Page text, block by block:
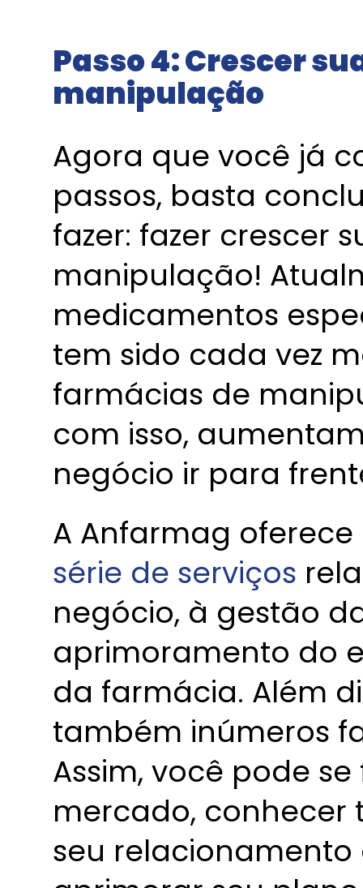
Passo 4: Crescer
manipulação
Agora que você já
passos, basta
fazer: fazer crescer
manipulação!
medicamentos
tem sido cada vez
farmácias de
com isso,
negócio ir para
A Anfarmag
série de serviços
negócio, à gestão
aprimoramento do
da farmácia. Além
também inúmeros
Assim, você pode
mercado, conhecer
seu